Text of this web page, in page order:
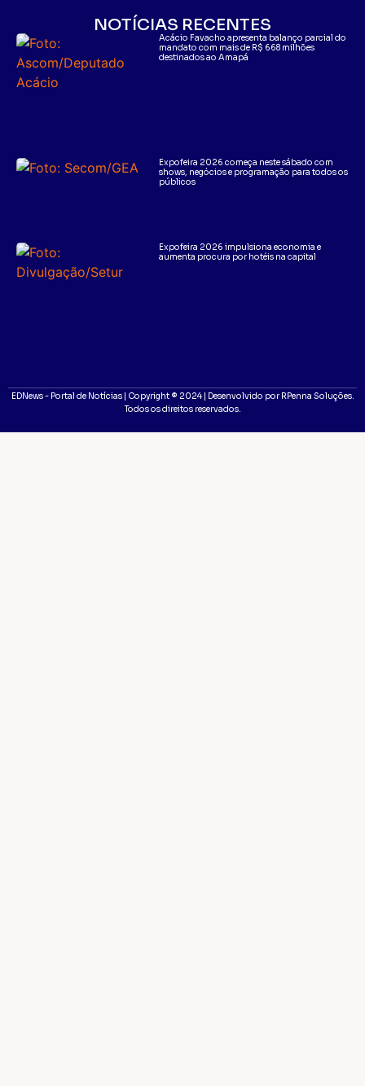
NOTÍCIAS RECENTES
Acácio Favacho apresenta balanço parcial do
mandato com mais de R$ 668 milhões
destinados ao Amapá
Expofeira 2026 começa neste sábado com
shows, negócios e programação para todos os
públicos
Expofeira 2026 impulsiona economia e
aumenta procura por hotéis na capital
EDNews - Portal de Notícias | Copyright ® 2024 | Desenvolvido por RPenna Soluções.
Todos os direitos reservados.